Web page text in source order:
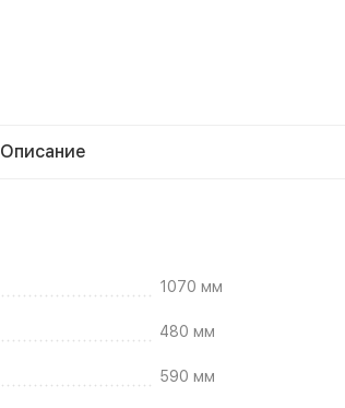
Описание
1070 мм
480 мм
590 мм